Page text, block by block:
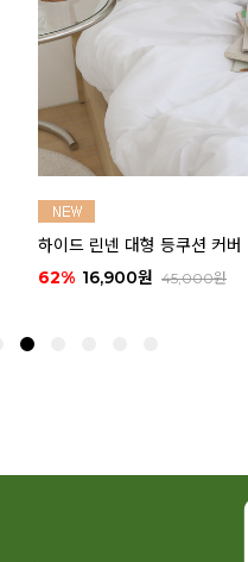
애플 그린티 린넨 바란스 커튼 (2size)
9,900원 19,900원